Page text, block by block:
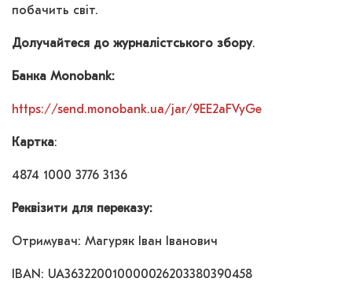
побачить світ.
Долучайтеся до журналістського збору.
Банка Monobank:
https://send.monobank.ua/jar/9EE2aFVyGe
Картка:
4874 1000 3776 3136
Реквізити для переказу:
Отримувач: Магуряк Іван Іванович
IBAN: UA363220010000026203380390458